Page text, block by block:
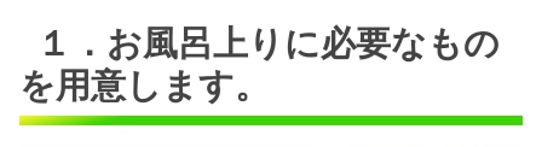
１．お風呂上りに必要なもの
を用意します。